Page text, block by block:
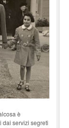
è
servizi segreti